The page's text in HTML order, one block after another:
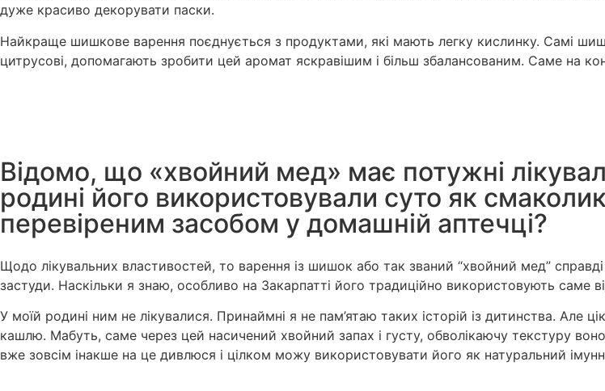
дуже красиво декорувати паски.
Найкраще шишкове варення поєднується з продуктами, які мають легку кислинку. Самі
цитрусові, допомагають зробити цей аромат яскравішим і більш збалансованим. Саме на
Відомо, що «хвойний мед» має потужні
родині його використовували суто як
перевіреним засобом у домашній аптечці?
Щодо лікувальних властивостей, то варення із шишок або так званий “хвойний мед”
застуди. Наскільки я знаю, особливо на Закарпатті його традиційно використовують саме
У моїй родині ним не лікувалися. Принаймні я не пам’ятаю таких історій із дитинства. Але
кашлю. Мабуть, саме через цей насичений хвойний запах і густу, обволікаючу текстуру
вже зовсім інакше на це дивлюся і цілком можу використовувати його як натуральний